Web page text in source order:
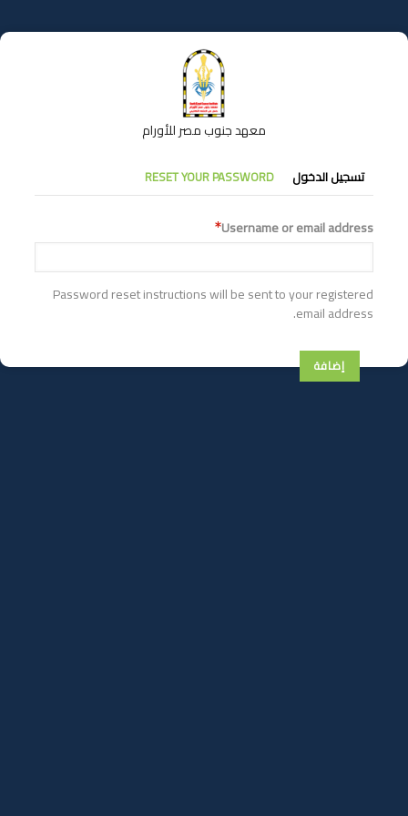
إلى
المحتوى
معهد جنوب مصر للأورام
التبويبات
الأساسية
تسجيل الدخول RESET YOUR PASSWORD
Username or email address
Password reset instructions will be sent to your registered
email address.